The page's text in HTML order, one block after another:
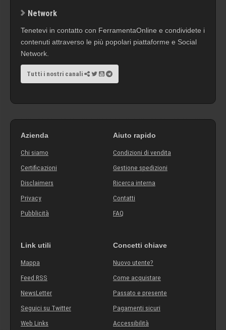
Network
Tenetevi in contatto con FerramentaOnline e condividete i
contenuti attraverso le più popolari piattaforme e Social
Network.
Tutti i nostri canali
Azienda
Chi siamo
Certificazioni
Disclaimers
Privacy
Pubblicità
Aiuto rapido
Condizioni di vendita
Gestione spedizioni
Ricerca interna
Contatti
FAQ
Link utili
Mappa
Feed RSS
NewsLetter
Seguici su Twitter
Web Links
Concetti chiave
Nuovo utente?
Come acquistare
Passato e presente
Pagamenti sicuri
Accessibilità